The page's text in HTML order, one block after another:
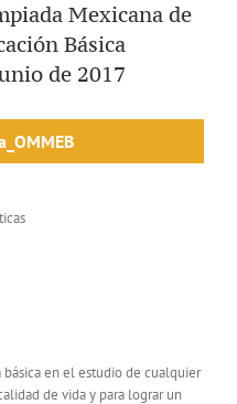
Mexicana de
Básica
de 2017
en el estudio de cualquier
de vida y para lograr un